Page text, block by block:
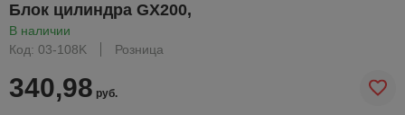
Блок цилиндра GX200,
В наличии
Код: 03-108K
Розница
340,98 руб.